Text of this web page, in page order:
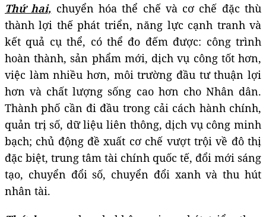
Thứ hai, chuyển hóa thể chế và cơ chế đặc thù
thành lợi thế phát triển, năng lực cạnh tranh và
kết quả cụ thể, có thể đo đếm được: công trình
hoàn thành, sản phẩm mới, dịch vụ công tốt hơn,
việc làm nhiều hơn, môi trường đầu tư thuận lợi
hơn và chất lượng sống cao hơn cho Nhân dân.
Thành phố cần đi đầu trong cải cách hành chính,
quản trị số, dữ liệu liên thông, dịch vụ công minh
bạch; chủ động đề xuất cơ chế vượt trội về đô thị
đặc biệt, trung tâm tài chính quốc tế, đổi mới sáng
tạo, chuyển đổi số, chuyển đổi xanh và thu hút
nhân tài.